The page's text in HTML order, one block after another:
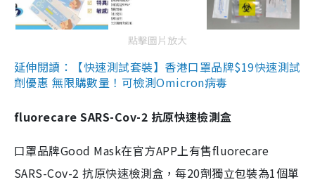
點擊圖片放大
延伸閱讀：【快速測試套裝】香港口罩品牌$19快速測試
劑優惠 無限購數量！可檢測Omicron病毒
fluorecare SARS-Cov-2 抗原快速檢測盒
口罩品牌Good Mask在官方APP上有售fluorecare
SARS-Cov-2 抗原快速檢測盒，每20劑獨立包裝為1個單